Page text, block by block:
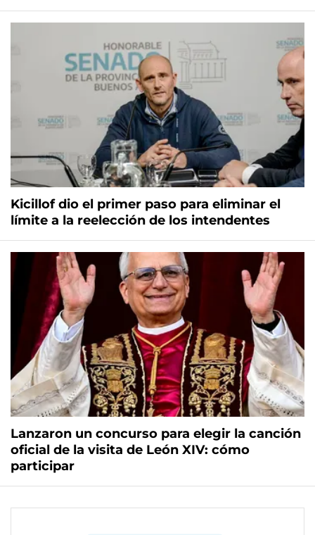
Kicillof dio el primer paso para eliminar el
límite a la reelección de los intendentes
Lanzaron un concurso para elegir la canción
oficial de la visita de León XIV: cómo
participar